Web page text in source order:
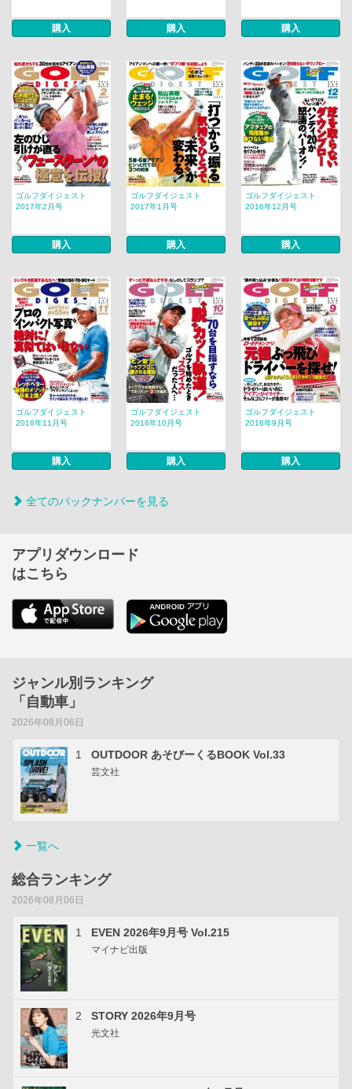
購入 購入 購入
ゴルフダイジェスト
2017年2月号
購入
ゴルフダイジェスト
2017年1月号
購入
ゴルフダイジェスト
2016年12月号
購入
ゴルフダイジェスト
2016年11月号
購入
ゴルフダイジェスト
2016年10月号
購入
ゴルフダイジェスト
2016年9月号
購入
全てのバックナンバーを見る
アプリダウンロード
はこちら
ジャンル別ランキング
「自動車」
2026年08月06日
1 OUTDOOR あそびーくるBOOK Vol.33
芸文社
一覧へ
総合ランキング
2026年08月06日
1 EVEN 2026年9月号 Vol.215
マイナビ出版
2 STORY 2026年9月号
光文社